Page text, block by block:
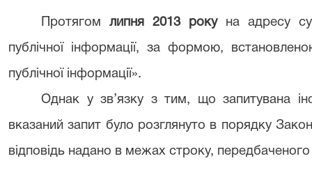
Протягомлипня 2013 рокуна адресу
публічної інформації, за формою,
публічної інформації».
Однак у зв’язку з тим, що запитувана
вказаний запит було розглянуто в порядку
відповідь надано в межах строку,